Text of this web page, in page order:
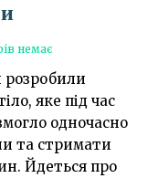
немає
розробили
яке під час
одночасно
та стримати
Йдеться про